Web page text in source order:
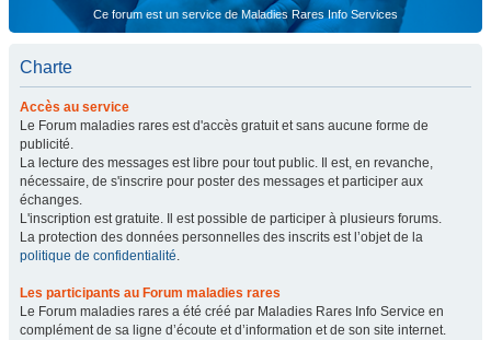
Ce forum est un service de Maladies Rares Info Services
Charte
Accès au service
Le Forum maladies rares est d'accès gratuit et sans aucune forme de
publicité.
La lecture des messages est libre pour tout public. Il est, en revanche,
nécessaire, de s'inscrire pour poster des messages et participer aux
échanges.
L'inscription est gratuite. Il est possible de participer à plusieurs forums.
La protection des données personnelles des inscrits est l’objet de la
politique de confidentialité.
Les participants au Forum maladies rares
Le Forum maladies rares a été créé par Maladies Rares Info Service en
complément de sa ligne d’écoute et d’information et de son site internet.